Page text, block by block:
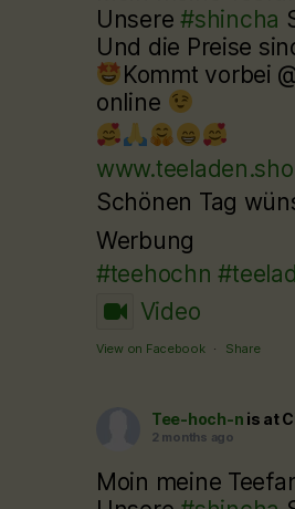
Unsere#shincha
Und die Preise
Kommt vorbei
online
Schönen Tag
Werbung
#teehochn
Video
View on Facebook · Share
Tee-hoch-n is at
2 months ago
Moin meine